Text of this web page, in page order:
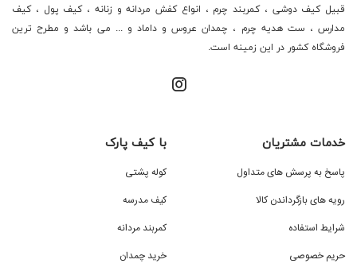
قبیل کیف دوشی ، کمربند چرم ، انواع کفش مردانه و زنانه ، کیف پول ، کیف
مدارس ، ست هدیه چرم ، چمدان عروس و داماد و ... می باشد و مطرح ترین
فروشگاه کشور در این زمینه است.
خدمات مشتریان
پاسخ به پرسش های متداول
رویه های بازگرداندن کالا
شرایط استفاده
حریم خصوصی
با کیف پارک
کوله پشتی
کیف مدرسه
کمربند مردانه
خرید چمدان